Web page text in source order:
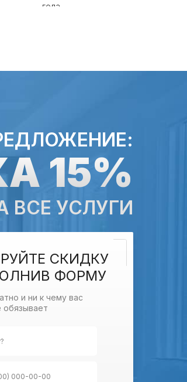
года
ВСЕ УСЛУГИ
15%
и ни к чему вас
обязывает
СКИДКУ
ФОРМУ